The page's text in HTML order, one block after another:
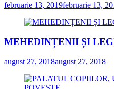
februarie 13, 2019februarie 13,
MEHEDINȚENII ȘI
august 27, 2018august 27, 2018